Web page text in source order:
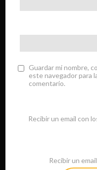
Guardar mi nombre,
este navegador para
comentario.
Recibir un email con
Recibir un